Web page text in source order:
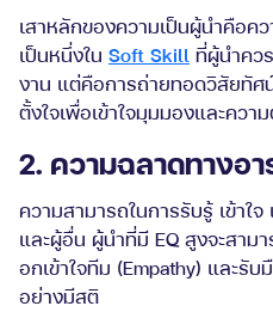
เสาหลักของความเป็นผู้นำคือค
เป็นหนึ่งใน Soft Skill ที่ผู้นำคว
งาน แต่คือการถ่ายทอดวิสัยทัศ
ตั้งใจเพื่อเข้าใจมุมมองและควา
2. ความฉลาดทางอ
ความสามารถในการรับรู้ เข้าใ
และผู้อื่น ผู้นำที่มี EQ สูงจะสาม
อกเข้าใจทีม (Empathy) และรั
อย่างมีสติ